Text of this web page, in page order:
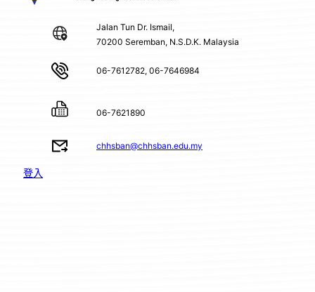
Jalan Tun Dr. Ismail,
70200 Seremban, N.S.D.K. Malaysia
06-7612782, 06-7646984
06-7621890
chhsban@chhsban.edu.my
登入